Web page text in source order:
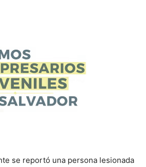
se reportó una persona lesionada